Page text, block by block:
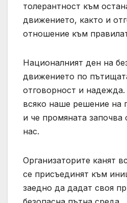
толерантност към
движението, както и
отношение към
Националният ден на
движението по
отговорност и
всяко наше решение на
и че промяната започва
нас.
Организаторите канят
се присъединят към
заедно да дадат своя